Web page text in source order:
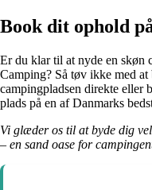
Book dit ophold
Er du klar til at nyde en skøn
Camping? Så tøv ikke med
campingpladsen direkte eller
plads på en af Danmarks
Vi glæder os til at byde dig
– en sand oase for